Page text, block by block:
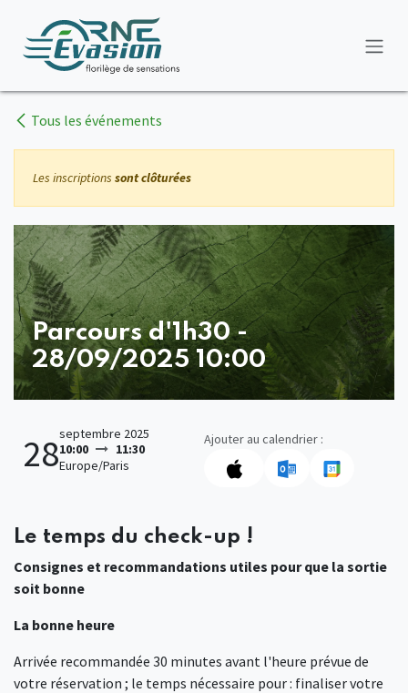
Tous les événements
Les inscriptions sont clôturées
Parcours d'1h30 -
28/09/2025 10:00
28septembre 2025
10:00
11:30
Europe/Paris
Ajouter au calendrier :
Le temps du check-up !
Consignes et recommandations utiles pour que la sortie
soit bonne
La bonne heure
Arrivée recommandée 30 minutes avant l'heure prévue de
votre réservation ; le temps nécessaire pour : finaliser votre